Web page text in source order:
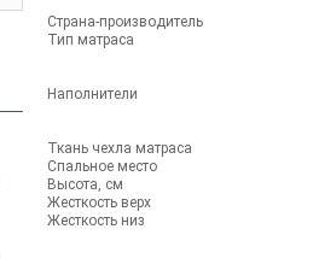
Страна-производитель
Тип матраса
Наполнители
Ткань чехла матраса
Спальное место
Высота, см
Жесткость верх
Жесткость низ